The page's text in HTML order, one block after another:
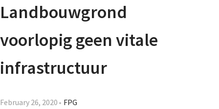
Landbouwgrond
voorlopig geen vitale
infrastructuur
February 26, 2020 FPG